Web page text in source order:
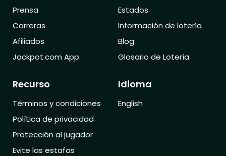
Prensa
Carreras
Afiliados
Jackpot.com App
Estados
Información de lotería
Blog
Glosario de Lotería
Recurso
Términos y condiciones
Política de privacidad
Protección al jugador
Evite las estafas
Idioma
English